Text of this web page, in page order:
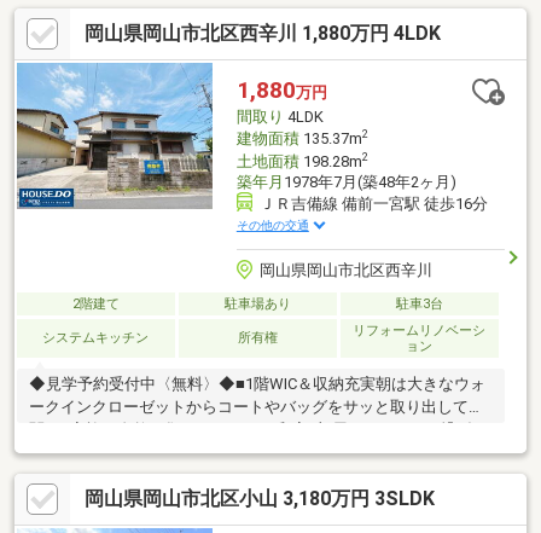
一緒にローンで組む提案も可能です。3Dモデリングでリフォーム
の完成予想図を立体的に表現。購入・買い替え・購入+リノベー
ションなど、お気軽にご相談ください！お問い合わせは【086-
250-9005】または資料請求・来場予約ボタンか
ら。 * *☆* *☆* *☆*
*☆* *☆* *
岡山県岡山市北区西辛川 1,880万円 4LDK
1,880万円
間取り 4LDK
建物面積135.37m2
土地面積198.28m2
築年月 1978年7月(築48年2ヶ月)
ＪＲ吉備線 備前一宮駅 徒歩16分
その他の交通
岡山県岡山市北区西辛川
2階建て 駐車場あり 駐車3台
システムキッチン 所有権
リフォームリノベーシ
ョン
◆見学予約受付中〈無料〉◆■1階WIC＆収納充実朝は大きなウォ
ークインクローゼットからコートやバッグをサッと取り出して玄
LDKに。キッチンからリビング・ダイニングを見渡せるレイアウ
ト■フルリフォームで快適生活キッチン・お風呂・洗面台・トイ
レも新品仕様で、入居後すぐに快適な暮らしをスタート■駐車3台
分の安心駐車は2台＋離れに1台分。来客用や将来お子様が車を持
岡山県岡山市北区小山 3,180万円 3SLDK